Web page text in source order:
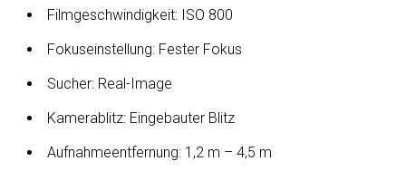
Filmgeschwindigkeit: ISO 800
Fokuseinstellung: Fester Fokus
Sucher: Real-Image
Kamerablitz: Eingebauter Blitz
Aufnahmeentfernung: 1,2 m – 4,5 m